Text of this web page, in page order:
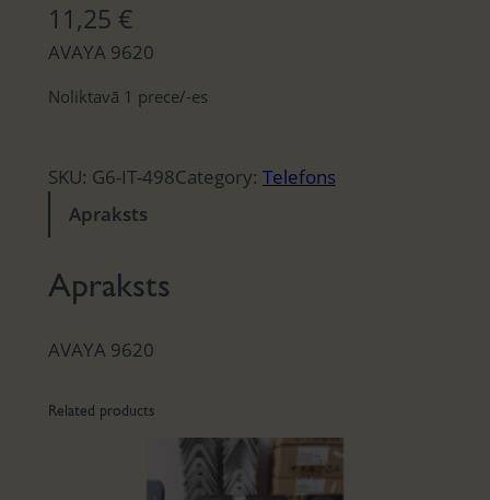
11,25 €
AVAYA 9620
Noliktavā 1 prece/-es
SKU: G6-IT-498Category: Telefons
Apraksts
Apraksts
AVAYA 9620
Related products